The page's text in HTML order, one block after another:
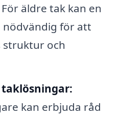
För äldre tak kan en
för att
struktur och
kan erbjuda råd